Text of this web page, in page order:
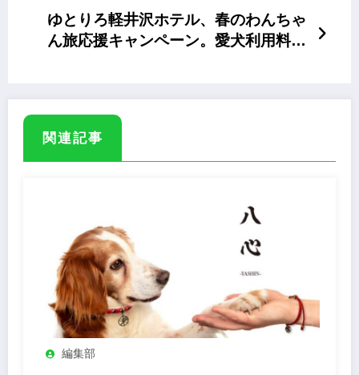
ゆとりろ軽井沢ホテル、春のわんちゃ
ん旅応援キャンペーン。愛犬利用料が
関連記事
編集部